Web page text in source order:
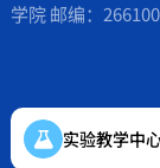
学院 邮编：
实验教学中